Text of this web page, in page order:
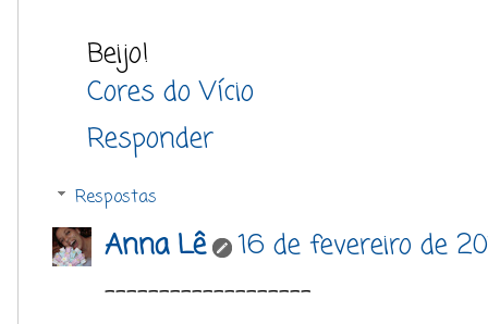
Beijo!
Cores do Vício
Responder
Respostas
Anna Lê
16 de fevereiro de
-------------------